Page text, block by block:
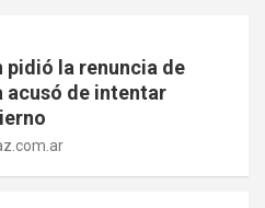
pidió la renuncia de
de intentar